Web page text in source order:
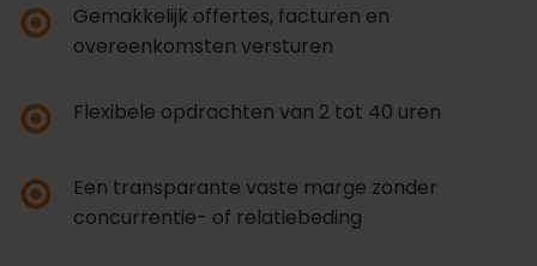
Gemakkelijk offertes, facturen en
overeenkomsten versturen
Flexibele opdrachten van 2 tot 40 uren
Een transparante vaste marge zonder
concurrentie- of relatiebeding